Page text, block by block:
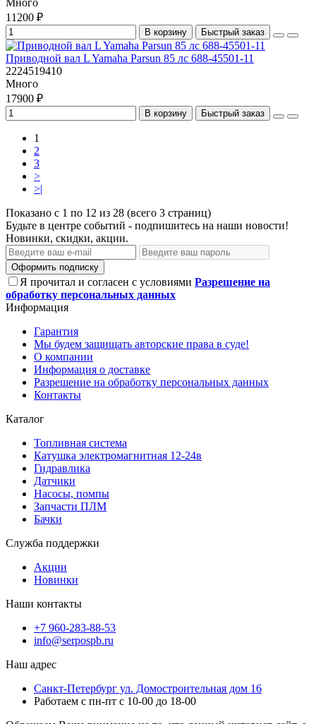
11200 ₽
В корзину Быстрый заказ
Приводной вал L Yamaha Parsun 85 лс 688-45501-11
2224519410
Много
17900 ₽
В корзину Быстрый заказ
1
2
3
>
>|
Показано с 1 по 12 из 28 (всего 3 страниц)
Будьте в центре событий - подпишитесь на наши новости!
Новинки, скидки, акции.
Оформить подписку
Я прочитал и согласен с условиями Разрешение на
обработку персональных данных
Информация
Гарантия
Мы будем защищать авторские права в суде!
О компании
Информация о доставке
Разрешение на обработку персональных данных
Контакты
Каталог
Топливная система
Катушка электромагнитная 12-24в
Гидравлика
Датчики
Насосы, помпы
Запчасти ПЛМ
Бачки
Служба поддержки
Акции
Новинки
Наши контакты
+7 960-283-88-53
info@serpospb.ru
Наш адрес
Санкт-Петербург ул. Домостроительная дом 16
Работаем с пн-пт с 10-00 до 18-00